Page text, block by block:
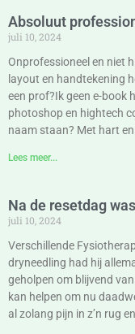
Absoluut
juli 10, 2024
Onprofessioneel en niet
layout en handtekening
een prof?Ik geen e-book
photoshop en hightech
naam staan? Met hart
Lees meer...
Na de resetdag
juli 10, 2024
Verschillende
dryneedling had hij
geholpen om blijvend
kan helpen om nu
al zolang pijn in z’n rug en